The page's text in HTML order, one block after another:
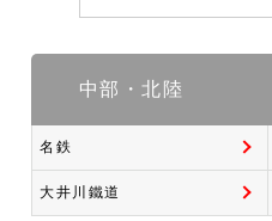
中部・北陸
名鉄
大井川鐵道